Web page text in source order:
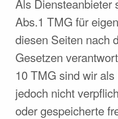
Als Diensteanbieter
Abs.1 TMG für
diesen Seiten nach
Gesetzen
10 TMG sind wir
jedoch nicht
oder gespeicherte